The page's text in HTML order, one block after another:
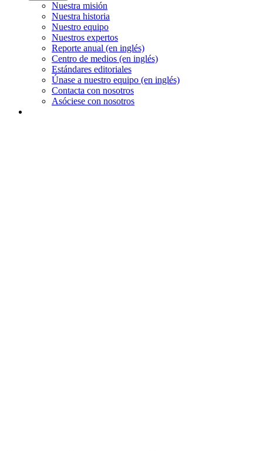
Nuestra misión
Nuestra historia
Nuestro equipo
Nuestros expertos
Reporte anual (en inglés)
Centro de medios (en inglés)
Estándares editoriales
Únase a nuestro equipo (en inglés)
Contacta con nosotros
Asóciese con nosotros